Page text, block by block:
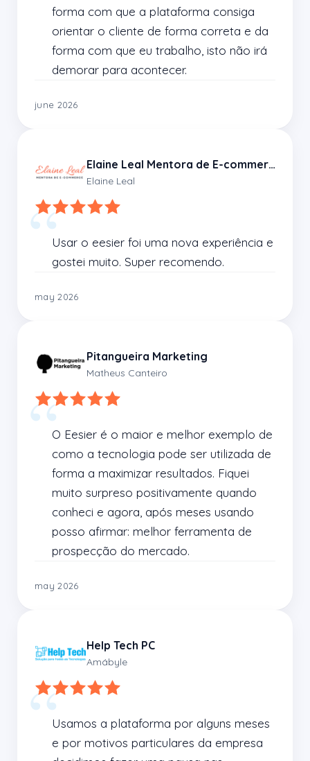
forma com que a plataforma consiga
orientar o cliente de forma correta e da
forma com que eu trabalho, isto não irá
demorar para acontecer.
june 2026
Elaine Leal Mentora de E-commerce
Elaine Leal
Usar o eesier foi uma nova experiência e
gostei muito. Super recomendo.
may 2026
Pitangueira Marketing
Matheus Canteiro
O Eesier é o maior e melhor exemplo de
como a tecnologia pode ser utilizada de
forma a maximizar resultados. Fiquei
muito surpreso positivamente quando
conheci e agora, após meses usando
posso afirmar: melhor ferramenta de
prospecção do mercado.
may 2026
Help Tech PC
Amábyle
Usamos a plataforma por alguns meses
e por motivos particulares da empresa